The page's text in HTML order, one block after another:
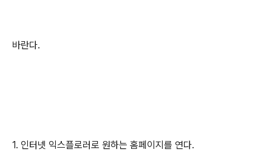
바란다.
1. 인터넷 익스플로러로 원하는 홈페이지를 연다.